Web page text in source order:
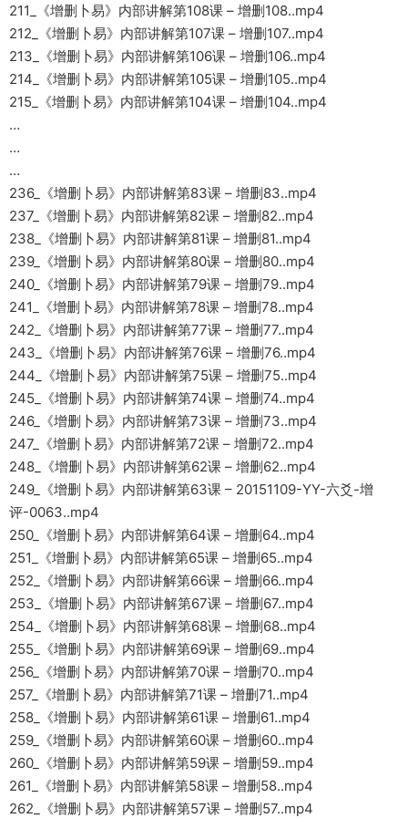
211_《增删卜易》内部讲解第108课 – 增删108..mp4
212_《增删卜易》内部讲解第107课 – 增删107..mp4
213_《增删卜易》内部讲解第106课 – 增删106..mp4
214_《增删卜易》内部讲解第105课 – 增删105..mp4
215_《增删卜易》内部讲解第104课 – 增删104..mp4
…
…
…
236_《增删卜易》内部讲解第83课 – 增删83..mp4
237_《增删卜易》内部讲解第82课 – 增删82..mp4
238_《增删卜易》内部讲解第81课 – 增删81..mp4
239_《增删卜易》内部讲解第80课 – 增删80..mp4
240_《增删卜易》内部讲解第79课 – 增删79..mp4
241_《增删卜易》内部讲解第78课 – 增删78..mp4
242_《增删卜易》内部讲解第77课 – 增删77..mp4
243_《增删卜易》内部讲解第76课 – 增删76..mp4
244_《增删卜易》内部讲解第75课 – 增删75..mp4
245_《增删卜易》内部讲解第74课 – 增删74..mp4
246_《增删卜易》内部讲解第73课 – 增删73..mp4
247_《增删卜易》内部讲解第72课 – 增删72..mp4
248_《增删卜易》内部讲解第62课 – 增删62..mp4
249_《增删卜易》内部讲解第63课 – 20151109-YY-六爻-增
评-0063..mp4
250_《增删卜易》内部讲解第64课 – 增删64..mp4
251_《增删卜易》内部讲解第65课 – 增删65..mp4
252_《增删卜易》内部讲解第66课 – 增删66..mp4
253_《增删卜易》内部讲解第67课 – 增删67..mp4
254_《增删卜易》内部讲解第68课 – 增删68..mp4
255_《增删卜易》内部讲解第69课 – 增删69..mp4
256_《增删卜易》内部讲解第70课 – 增删70..mp4
257_《增删卜易》内部讲解第71课 – 增删71..mp4
258_《增删卜易》内部讲解第61课 – 增删61..mp4
259_《增删卜易》内部讲解第60课 – 增删60..mp4
260_《增删卜易》内部讲解第59课 – 增删59..mp4
261_《增删卜易》内部讲解第58课 – 增删58..mp4
262_《增删卜易》内部讲解第57课 – 增删57..mp4